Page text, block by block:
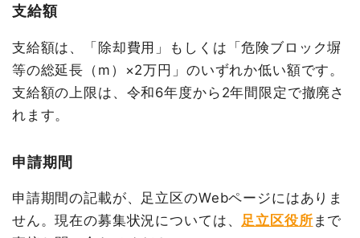
支給額
支給額は、「除却費用」もしくは「危険ブロック塀
等の総延長（m）×2万円」のいずれか低い額です。
支給額の上限は、令和6年度から2年間限定で撤廃さ
れます。
申請期間
申請期間の記載が、足立区のWebページにはありま
せん。現在の募集状況については、 足立区役所 まで